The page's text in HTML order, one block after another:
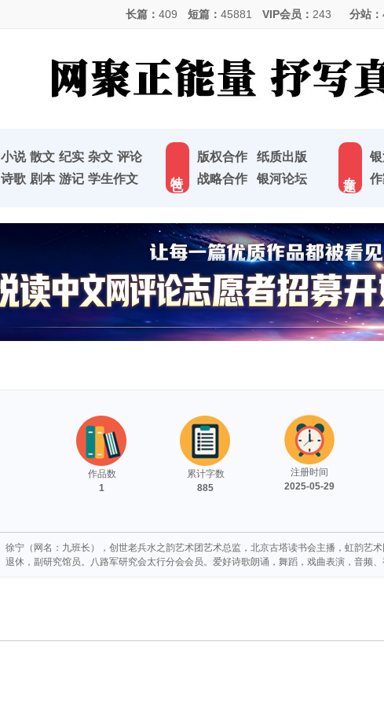
长篇： 409 短篇： 45881 VIP会员： 243 分站：
小说 散文 纪实 杂文 评论
诗歌 剧本 游记 学生作文
版权合作
纸质出版
战略合作
银河论坛
作品数
1
累计字数
885
注册时间
2025-05-29
徐宁（网名：九班长），创世老兵水之韵艺术团艺术总监，北京古塔读书会主播，虹韵艺
退休，副研究馆员。八路军研究会太行分会会员。爱好诗歌朗诵，舞蹈，戏曲表演，音频